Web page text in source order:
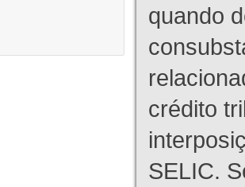
quando
crédito
SELIC.